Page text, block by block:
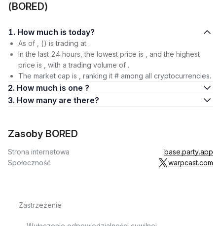
(BORED)
1. How much is today?
As of , () is trading at .
In the last 24 hours, the lowest price is , and the highest
price is , with a trading volume of .
The market cap is , ranking it # among all cryptocurrencies.
2. How much is one ?
3. How many are there?
Zasoby BORED
Strona internetowa
base.party.app
Społeczność
warpcast.com
Zastrzeżenie